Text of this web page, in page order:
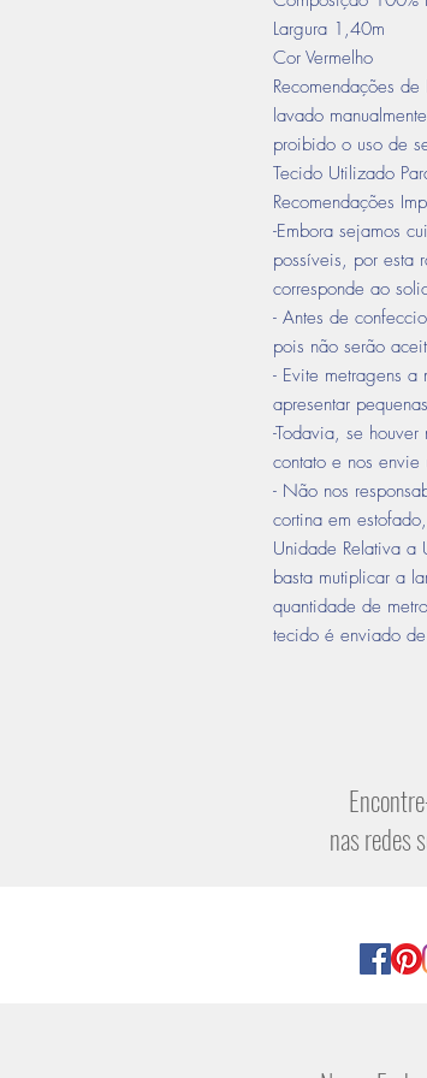
Largura 1,40m
Cor Vermelho
Recomendações
lavado
proibido o uso de
Tecido Utilizado
Recomendações
-Embora sejamos
possíveis, por esta
corresponde ao
- Antes de
pois não serão
- Evite metragens
apresentar
-Todavia, se
contato e nos envie
- Não nos
cortina em
Unidade Relativa a
basta mutiplicar a
quantidade de
tecido é enviado
nas redes